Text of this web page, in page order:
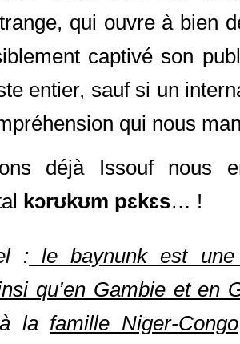
qui ouvre à bien
captivé son
entier, sauf si un
qui nous
déjà Issouf nous
kɔrʊkʊm pɛkɛs… !
: le baynunk est
qu’en Gambie et en
la famille Niger-Congo